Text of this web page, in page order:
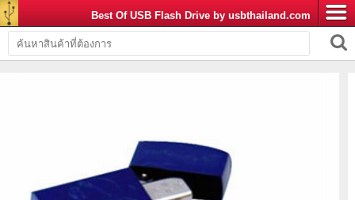
Best Of USB Flash Drive by usbthailand.com